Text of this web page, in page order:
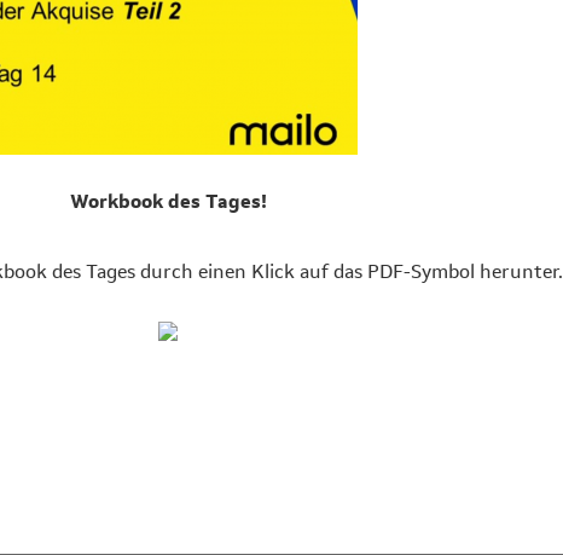
Workbook des Tages!
des Tages durch einen Klick auf das PDF-Symbol herunter.